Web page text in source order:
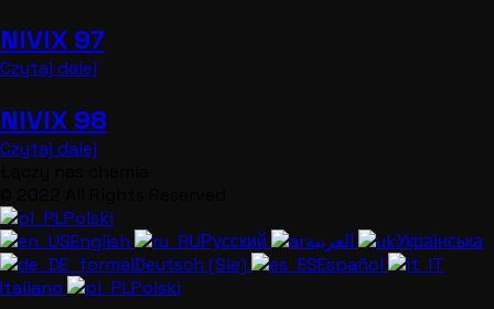
NIVIX 97
Czytaj dalej
NIVIX 98
Czytaj dalej
Polski
English
Русский
Українська
Deutsch (Sie)
Español
Italiano
Polski